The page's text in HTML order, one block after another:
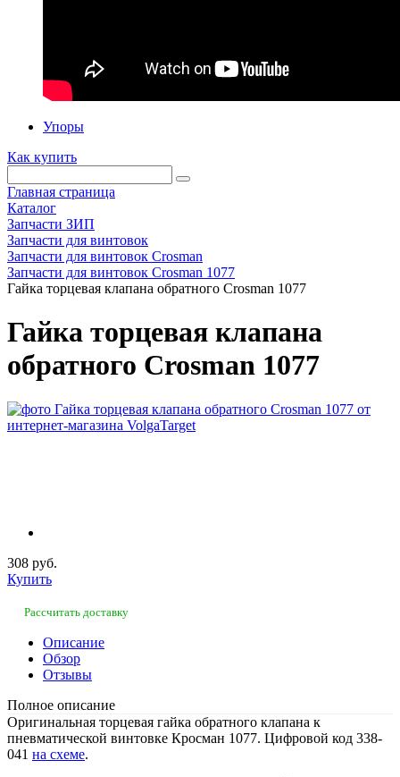
Упоры
Как купить
Главная страница
Каталог
Запчасти ЗИП
Запчасти для винтовок
Запчасти для винтовок Crosman
Запчасти для винтовок Crosman 1077
Гайка торцевая клапана обратного Crosman 1077
Гайка торцевая клапана
обратного Crosman 1077
308 руб.
Купить
Рассчитать доставку
Описание
Обзор
Отзывы
Полное описание
Оригинальная торцевая гайка обратного клапана к
пневматической винтовке Кросман 1077. Цифровой код 338-
041 на схеме.